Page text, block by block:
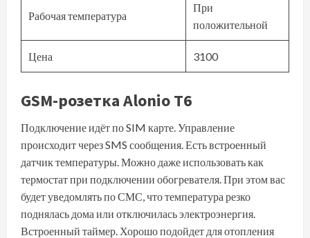
Рабочая температура
При
положительной
Цена 3100
GSM-розетка Alonio T6
Подключение идёт по SIM карте. Управление
происходит через SMS сообщения. Есть встроенный
датчик температуры. Можно даже использовать как
термостат при подключении обогревателя. При этом вас
будет уведомлять по СМС, что температура резко
поднялась дома или отключилась электроэнергия.
Встроенный таймер. Хорошо подойдет для отопления